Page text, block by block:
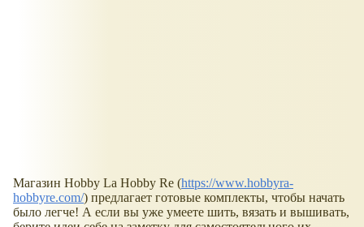
Магазин Hobby La Hobby Re (https://www.hobbyra-
hobbyre.com/) предлагает готовые комплекты, чтобы начать
было легче! А если вы уже умеете шить, вязать и вышивать,